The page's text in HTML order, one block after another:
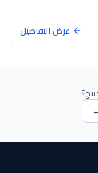
عرض التفاصيل